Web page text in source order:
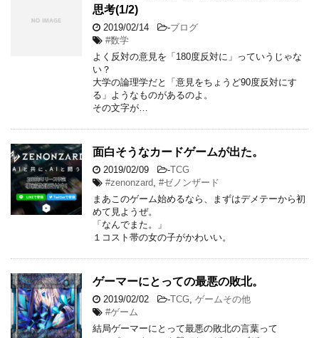
思考(1/2)
2019/02/14 -ブログ
#数学
よく反対の意見を「180度反対に」っていうじゃな
い？
大学の論理学だと「意見をちょうど90度反対にす
る」ようなものがあるのよ。
その文字が…
面白そうなカードゲームが出た。
2019/02/09 -TCG
#zenonzard #ゼノンザード
まあこのゲーム始めるなら、まずはデメテーから初
めて見ようぜ。
「なんでまた。」
１コスト帯の女の子がかわいい。
ゲーマーにとっての最悪の敗北。
2019/02/02 -TCG ゲームその他
#ゲーム
結局ゲーマーにとって最悪の敗北の言葉って